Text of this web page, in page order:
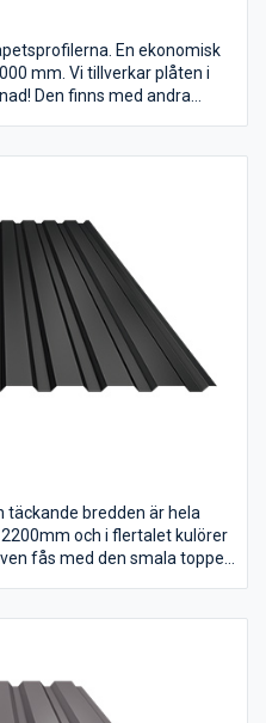
En ekonomisk
mm. Vi tillverkar plåten i
Den finns med andra
täckande bredden är hela
och i flertalet kulörer
fås med den smala toppen